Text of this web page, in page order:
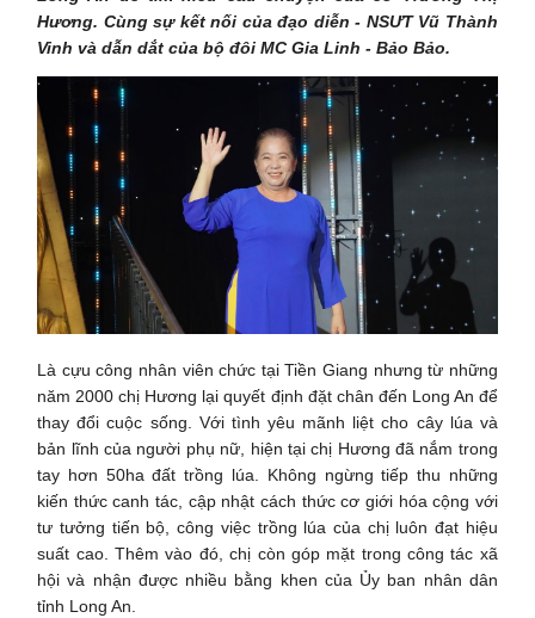
Hương. Cùng sự kết nối của đạo diễn - NSƯT Vũ Thành
Vinh và dẫn dắt của bộ đôi MC Gia Linh - Bảo Bảo.
Là cựu công nhân viên chức tại Tiền Giang nhưng từ những
năm 2000 chị Hương lại quyết định đặt chân đến Long An để
thay đổi cuộc sống. Với tình yêu mãnh liệt cho cây lúa và
bản lĩnh của người phụ nữ, hiện tại chị Hương đã nắm trong
tay hơn 50ha đất trồng lúa. Không ngừng tiếp thu những
kiến thức canh tác, cập nhật cách thức cơ giới hóa cộng với
tư tưởng tiến bộ, công việc trồng lúa của chị luôn đạt hiệu
suất cao. Thêm vào đó, chị còn góp mặt trong công tác xã
hội và nhận được nhiều bằng khen của Ủy ban nhân dân
tỉnh Long An.